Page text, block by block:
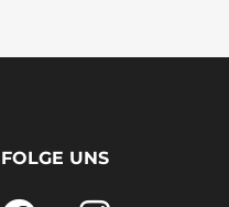
FOLGE UNS